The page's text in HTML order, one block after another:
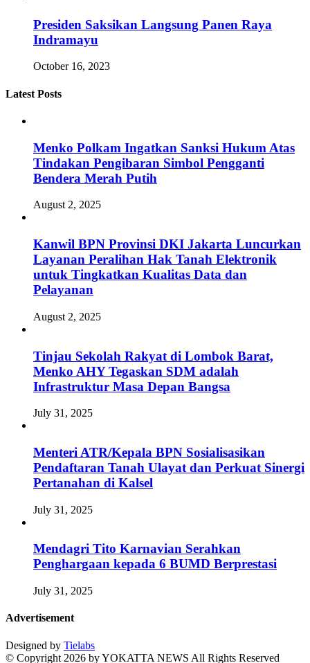
Presiden Saksikan Langsung Panen Raya
Indramayu
October 16, 2023
Latest Posts
Menko Polkam Ingatkan Sanksi Hukum Atas
Tindakan Pengibaran Simbol Pengganti
Bendera Merah Putih
August 2, 2025
Kanwil BPN Provinsi DKI Jakarta Luncurkan
Layanan Peralihan Hak Tanah Elektronik
untuk Tingkatkan Kualitas Data dan
Pelayanan
August 2, 2025
Tinjau Sekolah Rakyat di Lombok Barat,
Menko AHY Tegaskan SDM adalah
Infrastruktur Masa Depan Bangsa
July 31, 2025
Menteri ATR/Kepala BPN Sosialisasikan
Pendaftaran Tanah Ulayat dan Perkuat Sinergi
Pertanahan di Kalsel
July 31, 2025
Mendagri Tito Karnavian Serahkan
Penghargaan kepada 6 BUMD Berprestasi
July 31, 2025
Advertisement
Designed by Tielabs
© Copyright 2026 by YOKATTA NEWS All Rights Reserved